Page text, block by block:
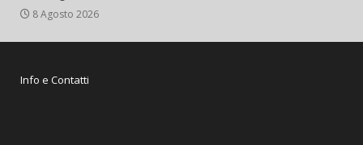
8 Agosto 2026
Info e Contatti